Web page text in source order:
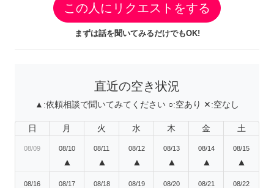
この人にリクエストをする
まずは話を聞いてみるだけでもOK!
直近の空き状況
▲:依頼相談で聞いてみてください ○:空あり ✕:空なし
日 月 火 水 木 金 土
08/09 08/10
▲
08/11
▲
08/12
▲
08/13
▲
08/14
▲
08/15
▲
08/16 08/17 08/18 08/19 08/20 08/21 08/22